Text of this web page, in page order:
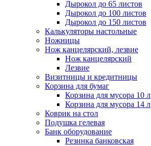
Дырокол до 65 листов
Дырокол до 100 листов
Дырокол до 150 листов
Калькуляторы настольные
Ножницы
Нож канцелярский, лезвие
Нож канцелярский
Лезвие
Визитницы и кредитницы
Корзина для бумаг
Корзина для мусора 10 л
Корзина для мусора 14 л
Коврик на стол
Подушка гелевая
Банк оборудование
Резинка банковская